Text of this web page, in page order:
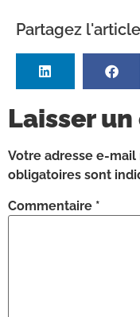
Partagez
Laisser
Votre adresse e-mail
obligatoires sont
Commentaire *